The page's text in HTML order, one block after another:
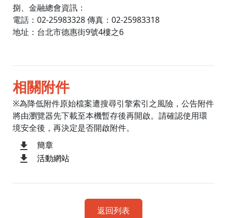
捌、金融總會資訊：
電話：02-25983328 傳真：02-25983318
地址：台北市德惠街9號4樓之6
相關附件
※為降低附件原始檔案遭搜尋引擎索引之風險，公告附件
將由瀏覽器先下載至本機暫存後再開啟。請確認使用環
境安全後，再決定是否開啟附件。
簡章
活動網站
返回列表